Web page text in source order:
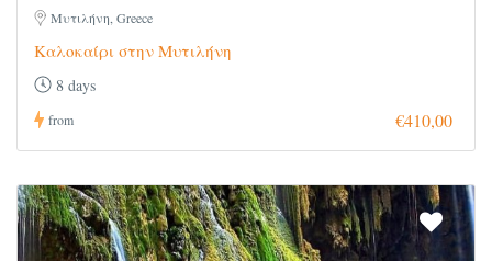
Μυτιλήνη, Greece
Καλοκαίρι στην Μυτιλήνη
8 days
from €410,00